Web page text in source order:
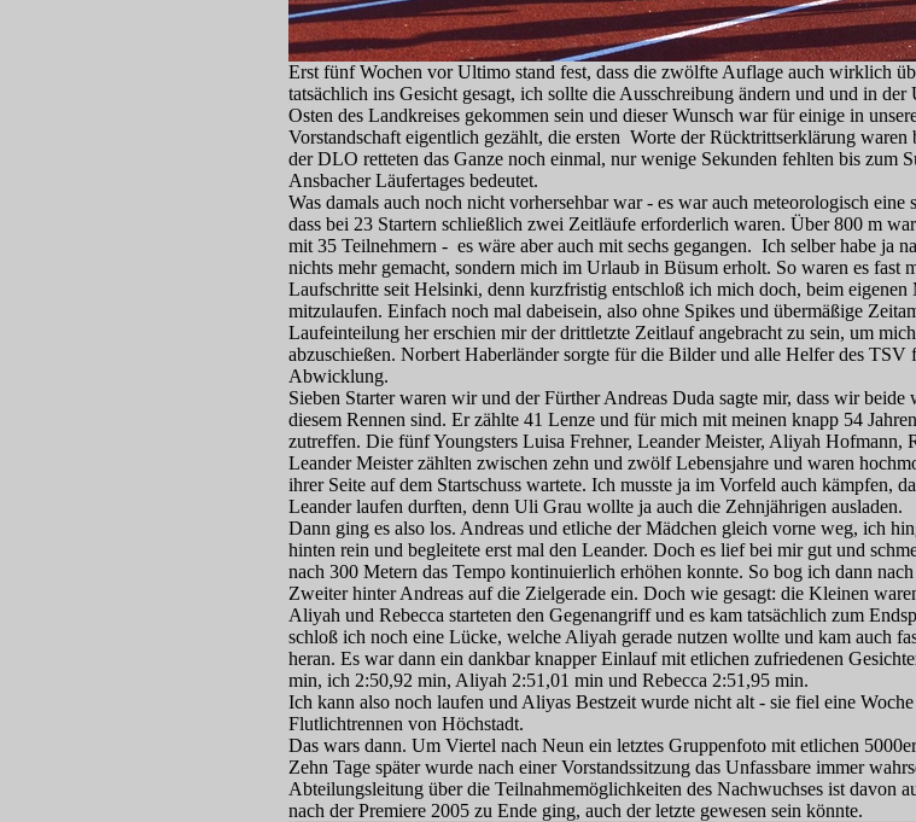
Erst fünf Wochen vor Ultimo stand fest, dass die zwölfte Auflage auch wirklich
tatsächlich ins Gesicht gesagt, ich sollte die Ausschreibung ändern und und in
Osten des Landkreises gekommen sein und dieser Wunsch war für einige in
Vorstandschaft eigentlich gezählt, die ersten Worte der Rücktrittserklärung
der DLO retteten das Ganze noch einmal, nur wenige Sekunden fehlten bis
Ansbacher Läufertages bedeutet.
Was damals auch noch nicht vorhersehbar war - es war auch meteorologisch
dass bei 23 Startern schließlich zwei Zeitläufe erforderlich waren. Über 800 m wa
mit 35 Teilnehmern - es wäre aber auch mit sechs gegangen. Ich selber habe ja
nichts mehr gemacht, sondern mich im Urlaub in Büsum erholt. So waren es fast
Laufschritte seit Helsinki, denn kurzfristig entschloß ich mich doch, beim eigenen
mitzulaufen. Einfach noch mal dabeisein, also ohne Spikes und übermäßige
Laufeinteilung her erschien mir der drittletzte Zeitlauf angebracht zu sein, um
abzuschießen. Norbert Haberländer sorgte für die Bilder und alle Helfer des TSV
Abwicklung.
Sieben Starter waren wir und der Fürther Andreas Duda sagte mir, dass wir beide
diesem Rennen sind. Er zählte 41 Lenze und für mich mit meinen knapp 54
zutreffen. Die fünf Youngsters Luisa Frehner, Leander Meister, Aliyah Hofmann,
Leander Meister zählten zwischen zehn und zwölf Lebensjahre und waren
ihrer Seite auf dem Startschuss wartete. Ich musste ja im Vorfeld auch kämpfen,
Leander laufen durften, denn Uli Grau wollte ja auch die Zehnjährigen ausladen.
Dann ging es also los. Andreas und etliche der Mädchen gleich vorne weg, ich
hinten rein und begleitete erst mal den Leander. Doch es lief bei mir gut und
nach 300 Metern das Tempo kontinuierlich erhöhen konnte. So bog ich dann
Zweiter hinter Andreas auf die Zielgerade ein. Doch wie gesagt: die Kleinen
Aliyah und Rebecca starteten den Gegenangriff und es kam tatsächlich zum
schloß ich noch eine Lücke, welche Aliyah gerade nutzen wollte und kam auch
heran. Es war dann ein dankbar knapper Einlauf mit etlichen zufriedenen
min, ich 2:50,92 min, Aliyah 2:51,01 min und Rebecca 2:51,95 min.
Ich kann also noch laufen und Aliyas Bestzeit wurde nicht alt - sie fiel eine
Flutlichtrennen von Höchstadt.
Das wars dann. Um Viertel nach Neun ein letztes Gruppenfoto mit etlichen
Zehn Tage später wurde nach einer Vorstandssitzung das Unfassbare immer
Abteilungsleitung über die Teilnahmemöglichkeiten des Nachwuchses ist davon
nach der Premiere 2005 zu Ende ging, auch der letzte gewesen sein könnte.